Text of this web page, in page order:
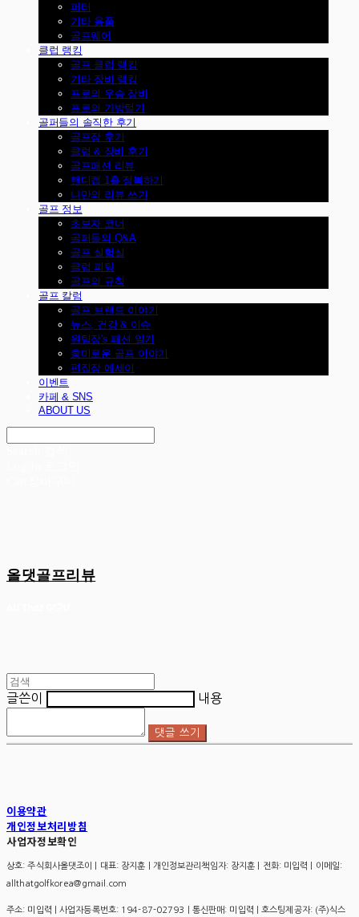
퍼터
기타 용품
골프웨어
클럽 랭킹
골프 클럽 랭킹
기타 장비 랭킹
프로의 우승 장비
프로의 가방털기
골퍼들의 솔직한 후기
골프장 후기
클럽 & 장비 후기
골프패션 리뷰
핸디캡 1홀 정복하기
나만의 리뷰 쓰기
골프 정보
초보자 코너
골퍼들의 Q&A
골프 실험실
클럽 피팅
골프의 규칙
골프 칼럼
골프 브랜드 이야기
뉴스, 건강 & 이슈
원팀장's 패션 일기
흥미로운 골프 이야기
편집장 에세이
이벤트
카페 & SNS
ABOUT US
올댓골프리뷰
글쓴이 내용
댓글 쓰기
이용약관
개인정보처리방침
사업자정보확인
상호: 주식회사올댓조이 | 대표: 장지훈 | 개인정보관리책임자: 장지훈 | 전화: 미입력 | 이메일:
allthatgolfkorea@gmail.com
주소: 미입력 | 사업자등록번호: 194-87-02793 | 통신판매: 미입력 | 호스팅제공자: (주)식스